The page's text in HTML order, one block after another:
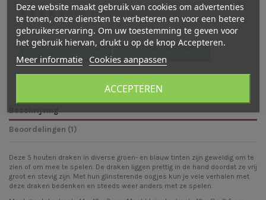
5) cijfer(s) -
beoordeling(en)
Bekijk verdeling
Beschrijving
Beoordelingen (1)
Deze 5 houten draken in diverse groen- en blauw tinten zijn geweldig om te
zien of om mee te spelen. De draken liggen prettig in de hand doordat ze vrij
groot en stevig zijn. Met hun glinsterende oogjes kun je vele verhalen met
deze draken bedenken en steeds weer anders met ze spelen.
Deze website maakt gebruik van cookies om advertenties
te tonen, onze diensten te verbeteren en voor een betere
gebruikerservaring. Om uw toestemming te geven voor
het gebruik hiervan, drukt u op de knop Accepteren.
Meer informatie Cookies aanpassen
ACCEPTEREN